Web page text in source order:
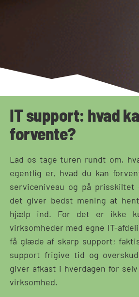
IT support: hvad
forvente?
Lad os tage turen rundt om,
egentlig er, hvad du kan
serviceniveau og på prisskiltet
det giver bedst mening at
hjælp ind. For det er ikke
virksomheder med egne IT-
få glæde af skarp support;
support frigive tid og
giver afkast i hverdagen for
virksomhed.